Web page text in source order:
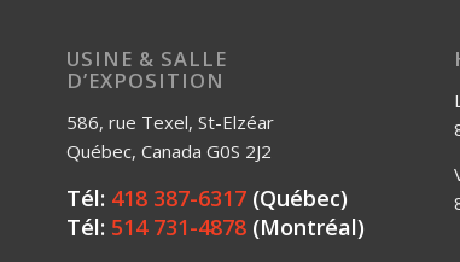
USINE & SALLE
D’EXPOSITION
586, rue Texel, St-Elzéar
Québec, Canada G0S 2J2
Tél: 418 387-6317 (Québec)
Tél: 514 731-4878 (Montréal)